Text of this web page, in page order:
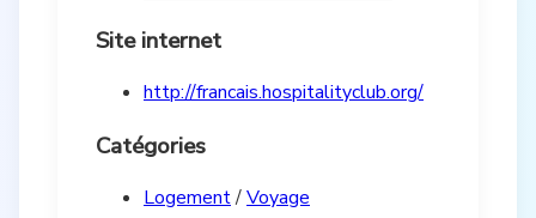
Site internet
http://francais.hospitalityclub.org/
Catégories
Logement/Voyage